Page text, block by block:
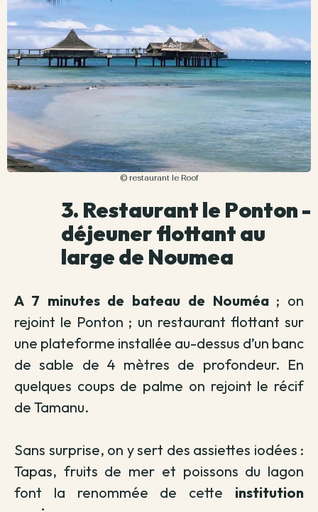
© restaurant le Roof
3. Restaurant le Ponton -
déjeuner flottant au
large de Noumea
A 7 minutes de bateau de Nouméa; on
rejoint le Ponton ; un restaurant flottant sur
une plateforme installée au-dessus d’un banc
de sable de 4 mètres de profondeur. En
quelques coups de palme on rejoint le récif
de Tamanu.
Sans surprise, on y sert des assiettes iodées :
Tapas, fruits de mer et poissons du lagon
font la renommée de cette institution